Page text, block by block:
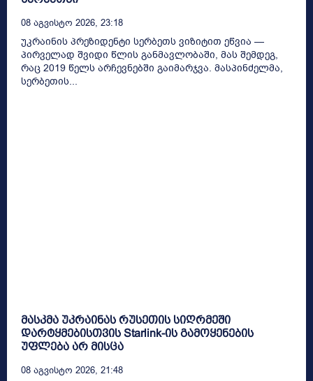
08 Აგვისტო 2026, 23:18
უკრაინის პრეზიდენტი სერბეთს ვიზიტით ეწვია —
პირველად შვიდი წლის განმავლობაში, მას შემდეგ,
რაც 2019 წელს არჩევნებში გაიმარჯვა. მასპინძელმა,
სერბეთის...
მასკმა უკრაინას რუსეთის სიღრმეში
დარტყმებისთვის Starlink-ის გამოყენების
უფლება არ მისცა
08 Აგვისტო 2026, 21:48